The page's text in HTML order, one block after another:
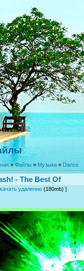
»Файлы» Музыка» Dance
- The Best Of
удаленно (180mb) ]